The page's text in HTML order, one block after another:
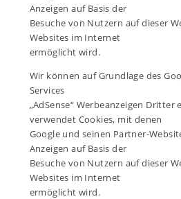
Anzeigen auf Basis der
Besuche von Nutzern auf dieser
Websites im Internet
ermöglicht wird.
Wir können auf Grundlage des
Services
„AdSense“ Werbeanzeigen Dritter
verwendet Cookies, mit denen
Google und seinen Partner-
Anzeigen auf Basis der
Besuche von Nutzern auf dieser
Websites im Internet
ermöglicht wird.